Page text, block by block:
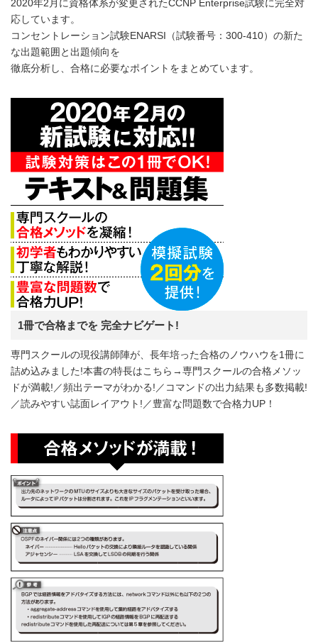
2020年2月に資格体系が変更されたCCNP Enterprise試験に完全対
応しています。
コンセントレーション試験ENARSI（試験番号：300-410）の新た
な出題範囲と出題傾向を
徹底分析し、合格に必要なポイントをまとめています。
1冊で合格までを 完全ナビゲート!
専門スクールの現役講師陣が、長年培った合格のノウハウを1冊に
詰め込みました!本書の特長はこちら→専門スクールの合格メソッ
ドが満載!／頻出テーマがわかる!／コマンドの出力結果も多数掲載!
／読みやすい誌面レイアウト!／豊富な問題数で合格力UP！